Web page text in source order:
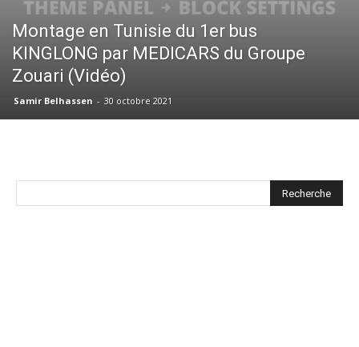
Montage en Tunisie du 1er bus
KINGLONG par MEDICARS du Groupe
Zouari (Vidéo)
Samir Belhassen - 30 octobre 2021